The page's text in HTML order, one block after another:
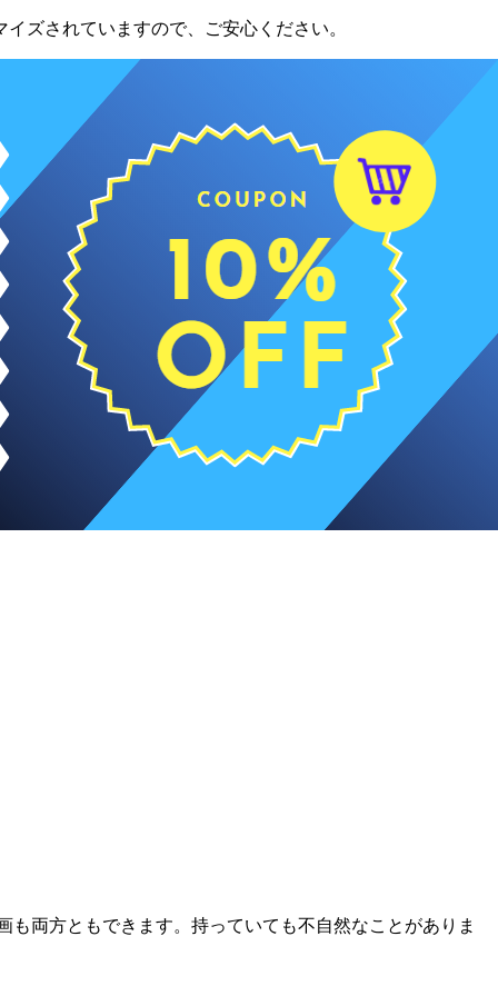
ズされていますので、ご安心ください。
両方ともできます。持っていても不自然なことがありま